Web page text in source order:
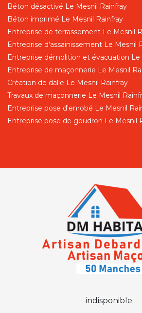
Béton désactivé Le Mesnil Rainfray
Béton imprimé Le Mesnil Rainfray
Entreprise de terrassement Le Mesnil
Entreprise d'assainissement Le Mesnil
Entreprise démolition et évacuation Le
Entreprise de maçonnerie Le Mesnil
Création de dalle Le Mesnil Rainfray
Travaux de maçonnerie Le Mesnil
Entreprise pose d'enrobé Le Mesnil
Entreprise pose de goudron Le Mesnil
indisponible